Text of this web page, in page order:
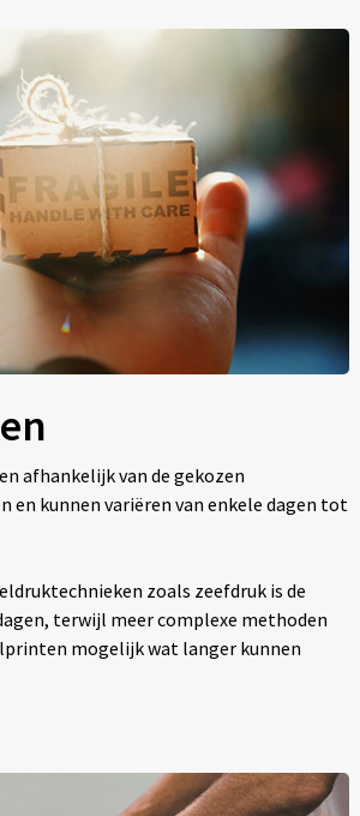
afhankelijk van de gekozen
en kunnen variëren van enkele dagen tot
zoals zeefdruk is de
terwijl meer complexe methoden
mogelijk wat langer kunnen